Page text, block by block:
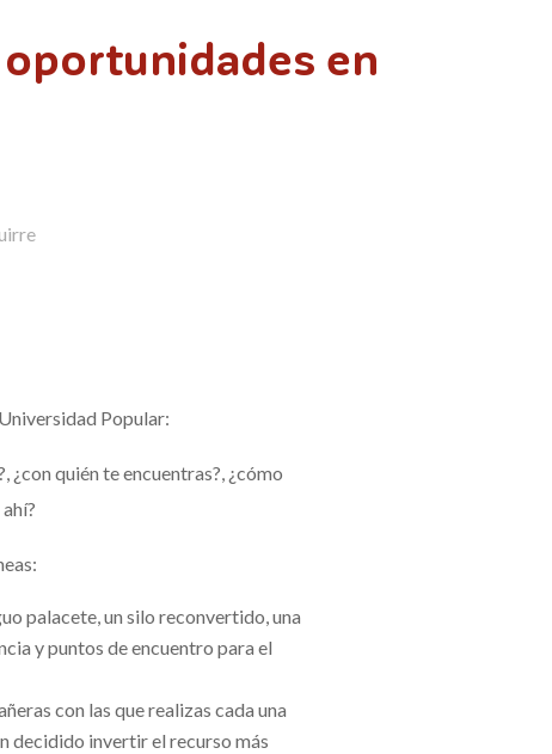
en
Popular:
¿con quién te encuentras?, ¿cómo
palacete, un silo reconvertido, una
y puntos de encuentro para el
con las que realizas cada una
decidido invertir el recurso más